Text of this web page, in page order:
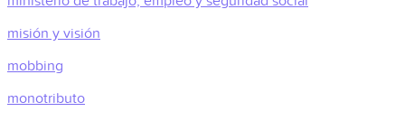
misión y visión
mobbing
monotributo